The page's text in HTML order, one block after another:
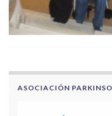
ASOCIACIÓN